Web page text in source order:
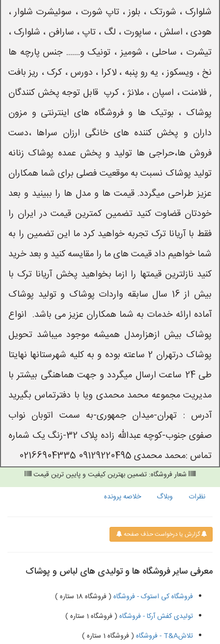
شلوارک ، شورتک ، بلوز ، تاپ شورت ، سوئیشرت شلوار ،
هودی ، اسلش ، ساپورت ، لگ ، تاپ ، سارافن ، شلوارک ،
تیشرت ، ساحلی ، شومیز ، تونیک و....... جنس پارچه ها
نخ ، ویسکوز ، یه رو پنبه ، لاکرا ، دورس ، کرک ، ریز بافت
, فلامنت ، اسپان ، ملانژ ، کرپ قابل توجه پخش کنندگان
پوشاک ، بوتیک ها و فروشگاه های اینترنتی و مزون
داران و پخش کننده های خانگی ارزان سراها ،دست
فروش ها،حراجی ها تولید و پخش عمده پوشاک زنانه
تولید پوشاک نسبت به موقعیت فصلی برای شما همکاران
عزیز طراحی میگردد. قیمت ها و مدل ها را ببینید و بعد
خودتان قضاوت کنید تضمین کمترین قیمت در ایران را
فقط با آریانا ترک تجربه خواهید کرد ما این تضمین را به
شما خواهیم داد قیمت های ما را مقایسه کنید و بعد خرید
کنید نازلترین قیمتها را ازما بخواهید پخش آریانا ترک با
بیش از 16 سال سابقه واردات پوشاک و تولید پوشاک
آماده ارائه خدمات به شما همکاران عزیز می باشد. انواع
پوشاک بیش ازهزارمدل همیشه موجود میباشد تحویل
پوشاک درتهران 2 ساعته بوده و به کلیه شهرستانها نهایتا
طی 24 ساعت ارسال میگردد و جهت هماهنگی بیشتر با
مدیریت مجموعه محمد محمدی ویا با دفترتماس بگیرید
آدرس : تهران-میدان جمهوری-به سمت اتوبان نواب
صفوی جنوب-کوچه عبدالله زاده پلاک 32-زنگ یک شماره
تماس :محمد محمدی 09129220495 02166904335
شعار فروشگاه: تضمین بهترین کیفیت و پایین ترین قیمت
نظرات
وبلاگ خلاصه پرونده
گزارش یا درخواست حذف صفحه
معرفی سایر فروشگاه ها و تولیدی های لباس و پوشاک
فروشگاه کی استوک - فروشگاه ( فروشگاه 18 ستاره )
تولیدی کفش آرکا - فروشگاه ( فروشگاه 1 ستاره )
تلاشT&A - فروشگاه
( فروشگاه 1 ستاره )